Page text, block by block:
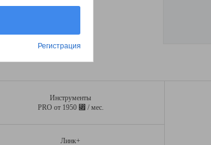
Инструменты
PRO от 1950 ⃏ / мес.
Линк+
Регистрация